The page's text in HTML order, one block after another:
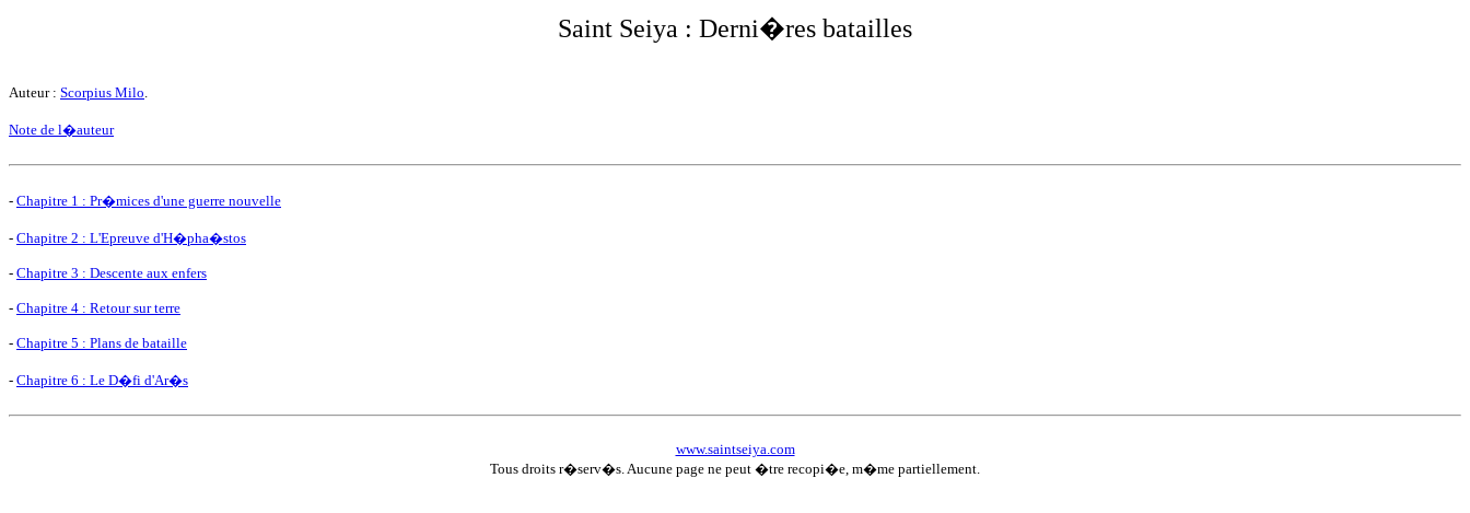
Saint Seiya : Derni�res batailles
Auteur : Scorpius Milo.
Note de l�auteur
- Chapitre 1 : Pr�mices d'une guerre nouvelle
- Chapitre 2 : L'Epreuve d'H�pha�stos
- Chapitre 3 : Descente aux enfers
- Chapitre 4 : Retour sur terre
- Chapitre 5 : Plans de bataille
- Chapitre 6 : Le D�fi d'Ar�s
www.saintseiya.com
Tous droits r�serv�s. Aucune page ne peut �tre recopi�e, m�me partiellement.